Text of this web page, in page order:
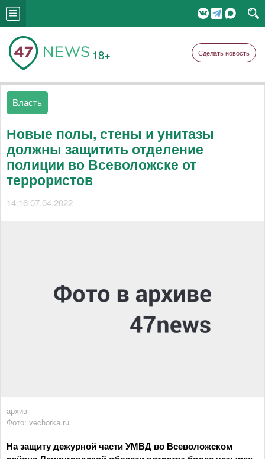
18+ Сделать новость
Власть
Новые полы, стены и унитазы
должны защитить отделение
полиции во Всеволожске от
террористов
14:16 07.04.2022
архив
Фото: vechorka.ru
На защиту дежурной части УМВД во Всеволожском